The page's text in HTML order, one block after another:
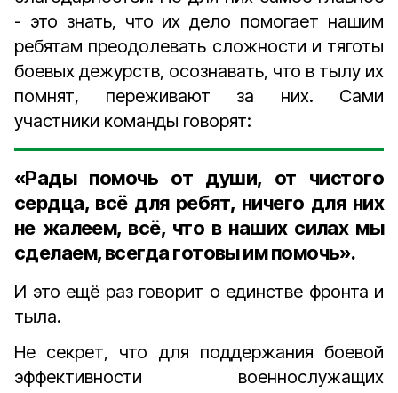
- это знать, что их дело помогает нашим
ребятам преодолевать сложности и тяготы
боевых дежурств, осознавать, что в тылу их
помнят, переживают за них. Сами
участники команды говорят:
«Рады помочь от души, от чистого
сердца, всё для ребят, ничего для них
не жалеем, всё, что в наших силах мы
сделаем, всегда готовы им помочь».
И это ещё раз говорит о единстве фронта и
тыла.
Не секрет, что для поддержания боевой
эффективности военнослужащих